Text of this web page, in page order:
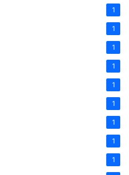
1
1
1
1
1
1
1
1
1